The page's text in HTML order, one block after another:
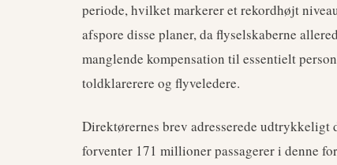
periode, hvilket markerer et rekordhøjt
afspore disse planer, da flyselskaberne
manglende kompensation til essentielt
toldklarerere og flyveledere.
Direktørernes brev adresserede
forventer 171 millioner passagerer i denne